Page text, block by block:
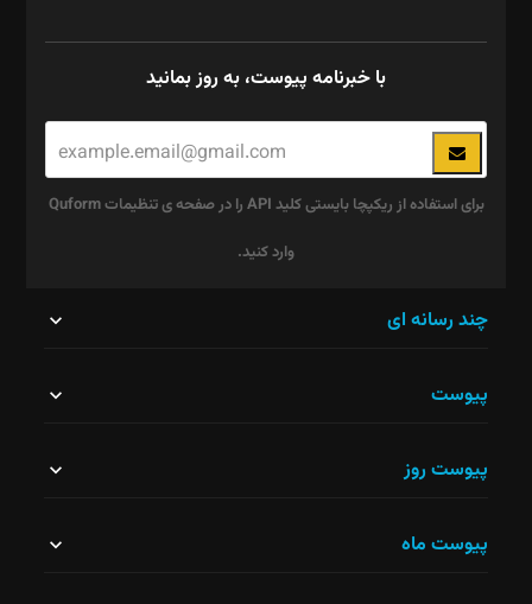
با خبرنامه پیوست، به روز بمانید
برای استفاده از ریکپچا بایستی کلید API را در صفحه ی تنظیمات Quform
وارد کنید.
نباید
شود.
چند رسانه ای
پیوست
پیوست روز
پیوست ماه